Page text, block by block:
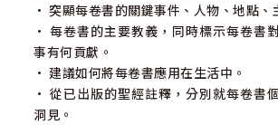
• 突顯每卷書的關鍵事件、人物、地點、
• 每卷書的主要教義，同時標示每卷書
事有何貢獻。
• 建議如何將每卷書應用在生活中。
• 從已出版的聖經註釋，分別就每卷書
洞見。